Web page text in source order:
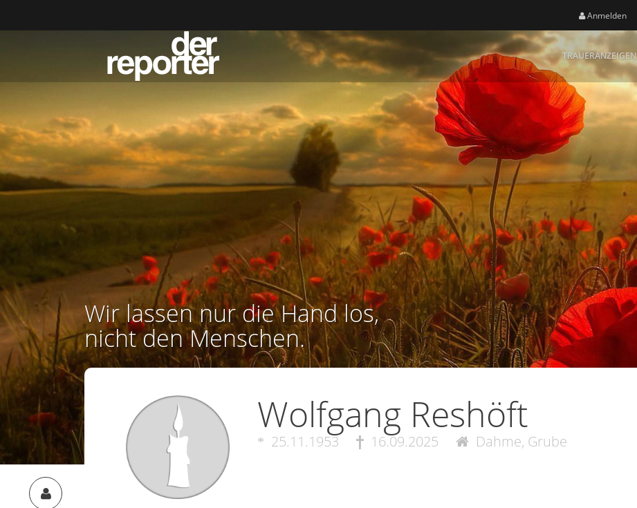
Anmelden
TRAUERANZEIGEN
Wir lassen nur die Hand los,
nicht den Menschen.
Wolfgang Reshöft
25.11.1953 16.09.2025 Dahme, Grube